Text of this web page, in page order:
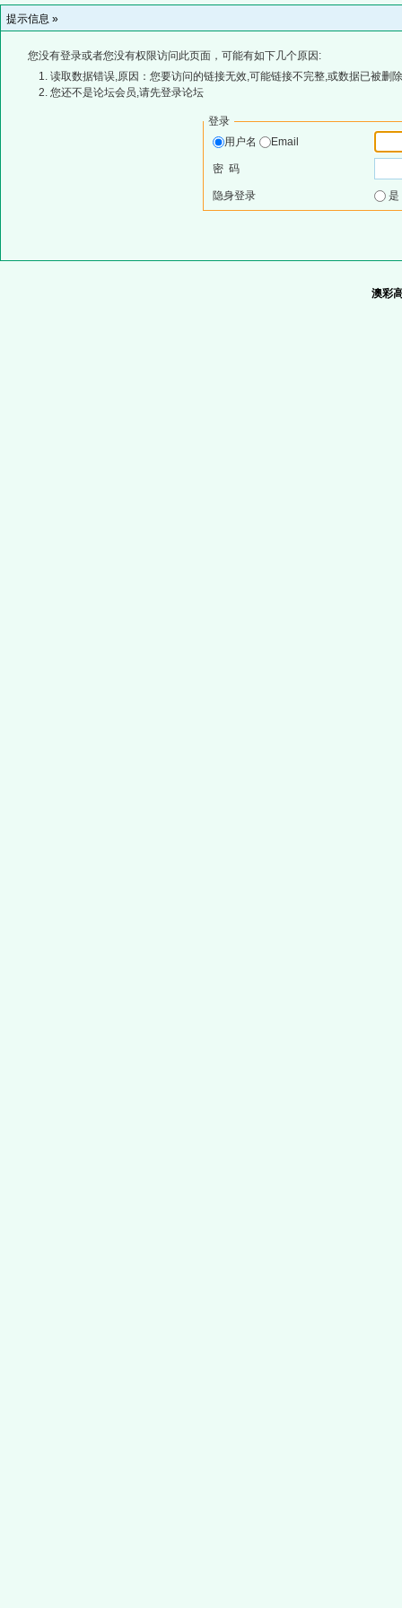
提示信息 »
您没有登录或者您没有权限访问此页面，可能有如下几个原因:
读取数据错误,原因：您要访问的链接无效,可能链接不完整,或数据已被删
您还不是论坛会员,请先登录论坛
登录
用户名
Email
密 码
隐身登录
澳彩